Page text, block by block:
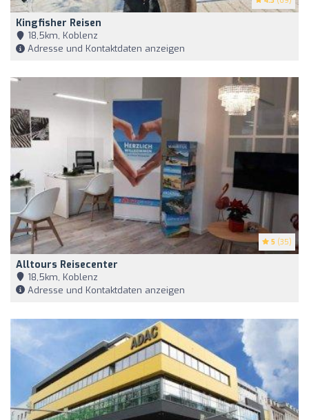
Kingfisher Reisen
18,5km, Koblenz
Adresse und Kontaktdaten anzeigen
5 (35)
Alltours Reisecenter
18,5km, Koblenz
Adresse und Kontaktdaten anzeigen